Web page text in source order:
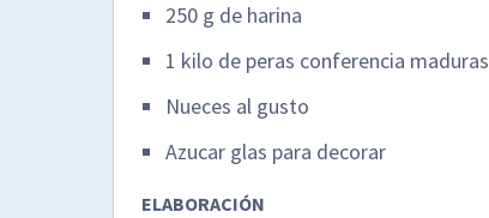
250 g de harina
1 kilo de peras conferencia maduras
Nueces al gusto
Azucar glas para decorar
ELABORACIÓN